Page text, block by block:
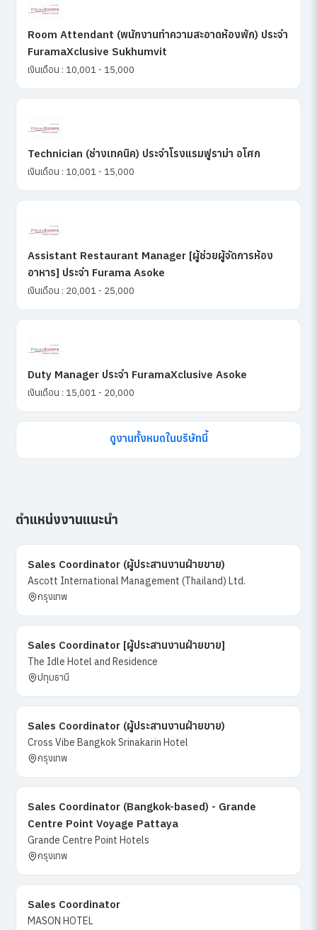
Room Attendant (พนักงานทำความสะอาดห้องพัก) ประจำ
FuramaXclusive Sukhumvit
เงินเดือน : 10,001 - 15,000
Technician (ช่างเทคนิค) ประจำโรงแรมฟูราม่า อโศก
เงินเดือน : 10,001 - 15,000
Assistant Restaurant Manager [ผู้ช่วยผู้จัดการห้อง
อาหาร] ประจำ Furama Asoke
เงินเดือน : 20,001 - 25,000
Duty Manager ประจำ FuramaXclusive Asoke
เงินเดือน : 15,001 - 20,000
ดูงานทั้งหมดในบริษัทนี้
ตำแหน่งงานแนะนำ
Sales Coordinator (ผู้ประสานงานฝ่ายขาย)
Ascott International Management (Thailand) Ltd.
กรุงเทพ
Sales Coordinator [ผู้ประสานงานฝ่ายขาย]
The Idle Hotel and Residence
ปทุมธานี
Sales Coordinator (ผู้ประสานงานฝ่ายขาย)
Cross Vibe Bangkok Srinakarin Hotel
กรุงเทพ
Sales Coordinator (Bangkok-based) - Grande
Centre Point Voyage Pattaya
Grande Centre Point Hotels
กรุงเทพ
Sales Coordinator
MASON HOTEL